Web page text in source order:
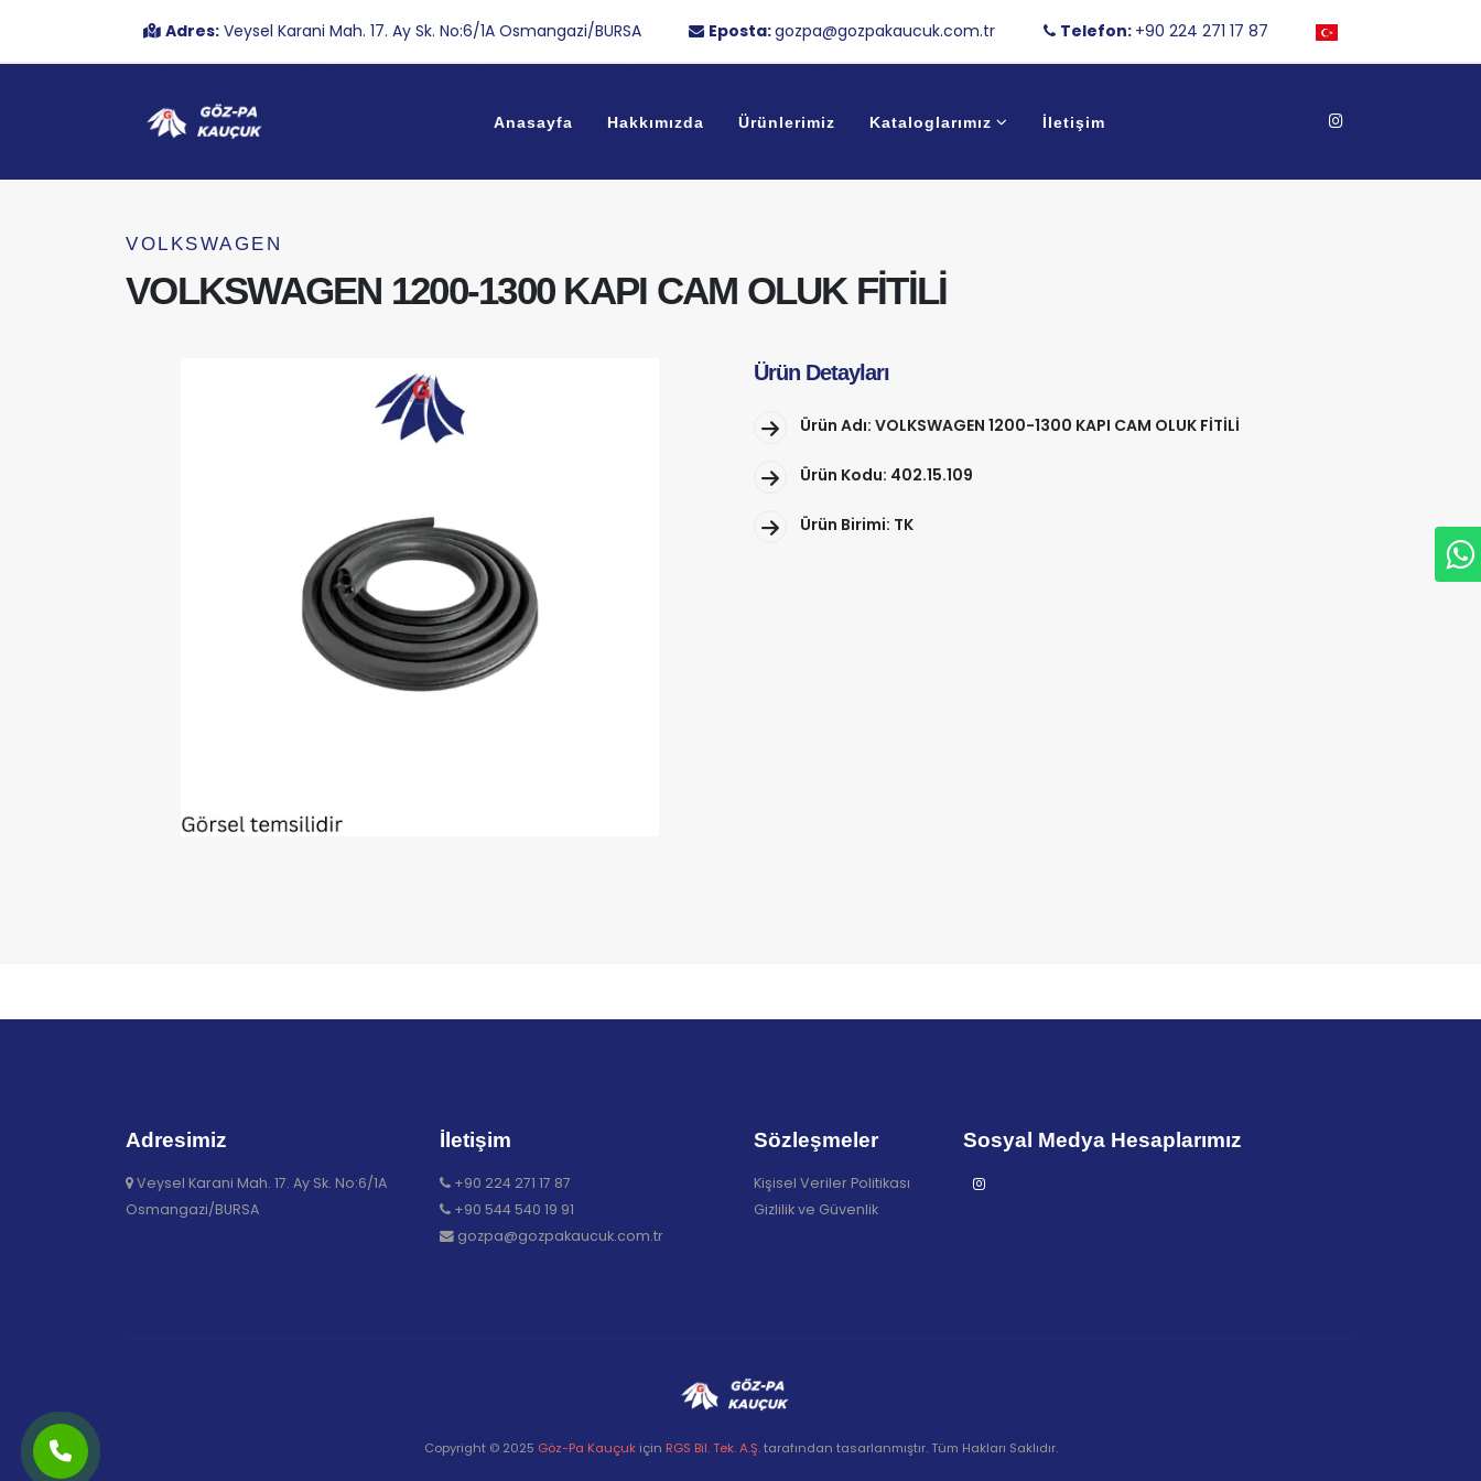
Adres: Veysel Karani Mah. 17. Ay Sk. No:6/1A Osmangazi/BURSA Eposta:gozpa@gozpakaucuk.com.tr Telefon: +90 224 271 17 87
Anasayfa Hakkımızda Ürünlerimiz Kataloglarımız İletişim
VOLKSWAGEN 1200-1300 KAPI CAM OLUK FİTİLİ
VOLKSWAGEN
VOLKSWAGEN 1200-1300 KAPI CAM OLUK FİTİLİ
Ürün Detayları
Ürün Adı: VOLKSWAGEN 1200-1300 KAPI CAM OLUK FİTİLİ
Ürün Kodu: 402.15.109
Ürün Birimi: TK
Adresimiz
Veysel Karani Mah. 17. Ay Sk. No:6/1A
Osmangazi/BURSA
İletişim
+90 224 271 17 87
+90 544 540 19 91
gozpa@gozpakaucuk.com.tr
Sözleşmeler
Kişisel Veriler Politikası
Gizlilik ve Güvenlik
Sosyal Medya Hesaplarımız
Copyright © 2025 Göz-Pa Kauçukiçin RGS Bil. Tek. A.Ş.tarafından tasarlanmıştır. Tüm Hakları Saklıdır.